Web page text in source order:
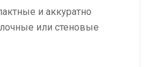
и аккуратно
или стеновые